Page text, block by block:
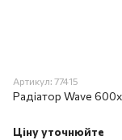
Артикул: 77415
Радіатор Wave
Ціну уточнюйте